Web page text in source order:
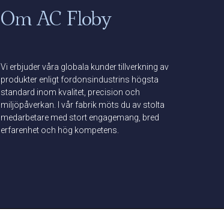
Om AC Floby
Vi erbjuder våra globala kunder tillverkning av
produkter enligt fordonsindustrins högsta
standard inom kvalitet, precision och
miljöpåverkan. I vår fabrik möts du av stolta
medarbetare med stort engagemang, bred
erfarenhet och hög kompetens.